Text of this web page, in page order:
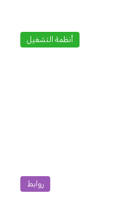
أنظمة التشغيل
روابط